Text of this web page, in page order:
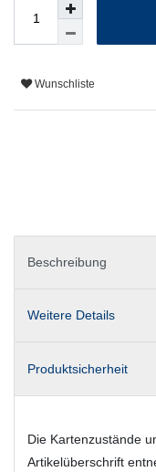
Wunschliste
Beschreibung
Weitere Details
Produktsicherheit
Die Kartenzustände
Artikelüberschrift